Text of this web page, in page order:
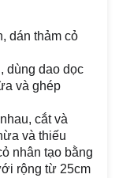
dán thảm cỏ
dùng dao dọc
và ghép
cắt và
và thiếu
nhân tạo bằng
rộng từ 25cm